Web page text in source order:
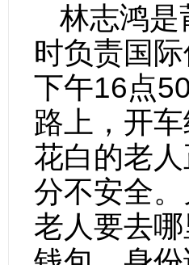
林志鸿是
时负责国
下午16点
路上，开
花白的老
分不安全
老人要去